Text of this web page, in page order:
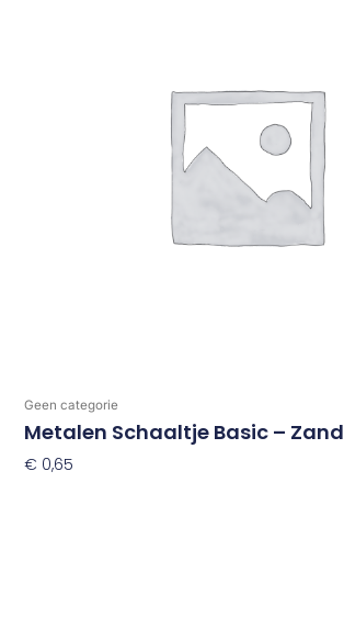
Geen categorie
Metalen Schaaltje Basic – Zand
€ 0,65